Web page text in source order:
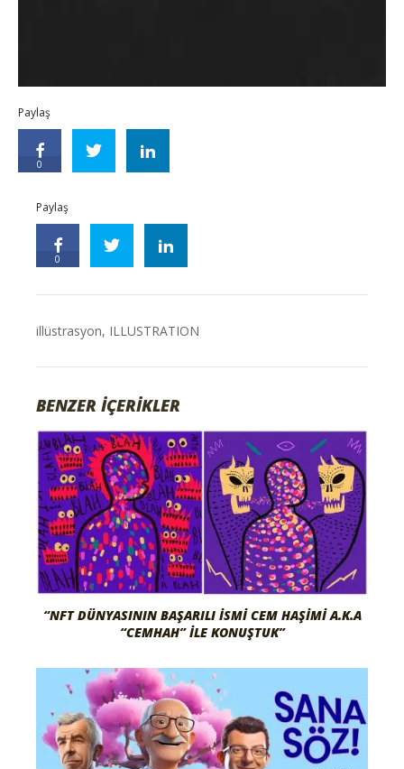
Paylaş
0
Paylaş
0
illüstrasyon, ILLUSTRATION
BENZER İÇERİKLER
“NFT DÜNYASININ BAŞARILI İSMI CEM HAŞIMI A.K.A
“CEMHAH” İLE KONUŞTUK”